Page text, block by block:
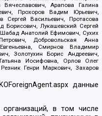
Арапова Галина
Прохоров Вадим Юрьевич,
Васильевич, Протасова
Борисович, Лукашевский Сергей
Анатолий Ефимович, Сухих
Добровольская Анна
Смирнов Владимир
Золотухин Борис Андреевич,
Иосифовна, Орлов Олег
Генри Маркович, Захаров
данные
в том числе